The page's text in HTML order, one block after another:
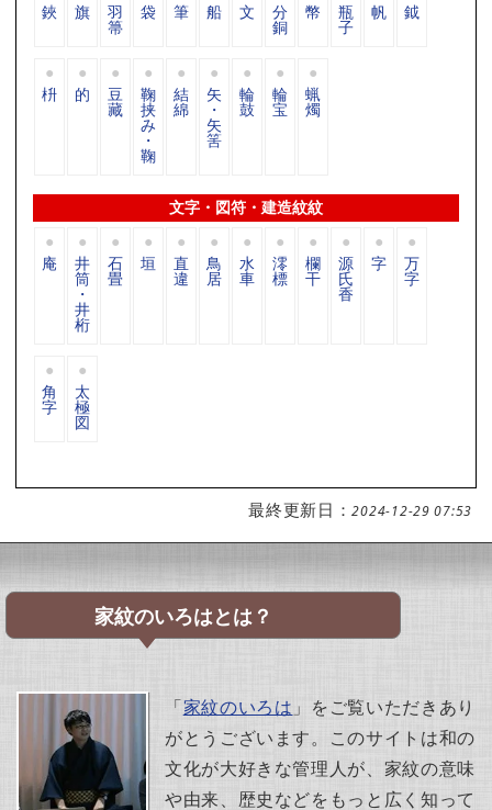
鋏 旗 羽
箒
袋 筆 船 文 分
銅
幣 瓶
子
帆 鉞
枡 的 豆
藏
鞠
挟
み
・
鞠
結
綿
矢
・
矢
筈
輪
鼓
輪
宝
蝋
燭
文字・図符・建造紋紋
庵 井
筒
・
井
桁
石
畳
垣 直
違
鳥
居
水
車
澪
標
欄
干
源
氏
香
字 万
字
角
字
太
極
図
最終更新日：2024-12-29 07:53
家紋のいろはとは？
「家紋のいろは 」をご覧いただきあり
がとうございます。このサイトは和の
文化が大好きな管理人が、家紋の意味
や由来、歴史などをもっと広く知って